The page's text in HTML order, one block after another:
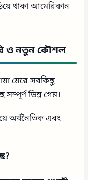
থাকা আমেরিকান
ও নতুন কৌশল
মেরে সবকিছু
ভিন্ন গেম।
অর্থনৈতিক এবং